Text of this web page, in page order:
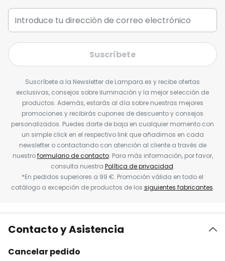
Suscríbete
Suscríbete a la Newsletter de Lampara.es y recibe ofertas
exclusivas, consejos sobre iluminación y la mejor selección de
productos. Además, estarás al día sobre nuestras mejores
promociones y recibirás cupones de descuento y consejos
personalizados. Puedes darte de baja en cualquier momento con
un simple click en el respectivo link que añadimos en cada
newsletter o contactando con atención al cliente a través de
nuestroformulario de contacto. Para más información, por favor,
consulta nuestra Política de privacidad.
*En pedidos superiores a 99 €. Promoción válida en todo el
catálogo a excepción de productos de los siguientes fabricantes.
Contacto y Asistencia
Cancelar pedido